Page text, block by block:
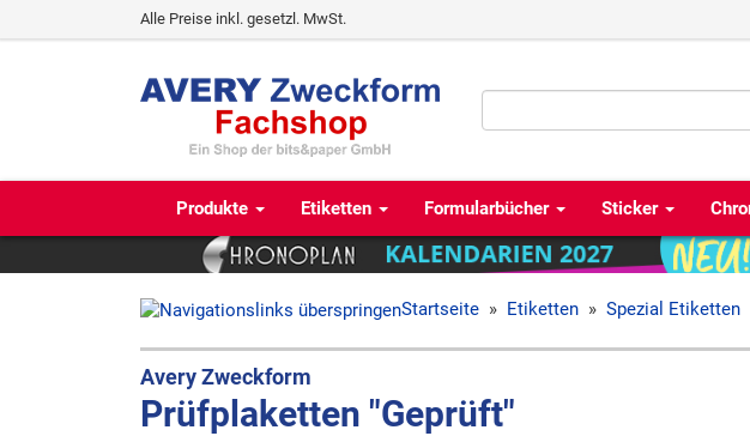
Alle Preise inkl. gesetzl. MwSt.
Produkte Etiketten Formularbücher Sticker
Startseite » Etiketten » Spezial Etiketten
Avery Zweckform
Prüfplaketten "Geprüft"